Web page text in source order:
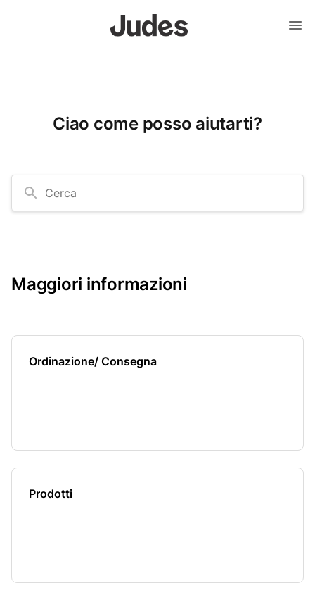
Ciao come posso aiutarti?
Cerca
Maggiori informazioni
Ordinazione/ Consegna
Prodotti